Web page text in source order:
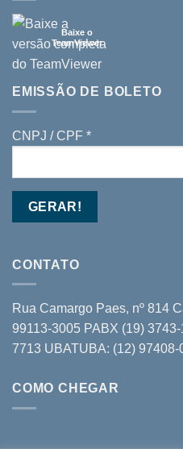
Baixe o
TeamViewer
EMISSÃO DE BOLETO
CNPJ / CPF *
CONTATO
Rua Camargo Paes, nº 814
99113-3005 PABX (19)
7713 UBATUBA: (12) 97408-
COMO CHEGAR